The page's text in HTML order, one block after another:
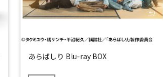
あらばしり Blu-ray BOX